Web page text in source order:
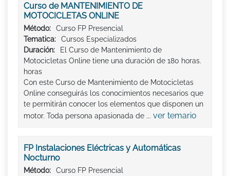
Curso de MANTENIMIENTO DE
MOTOCICLETAS ONLINE
Método:
Curso FP Presencial
Tematica:
Cursos Especializados
Duración:
El Curso de Mantenimiento de
Motocicletas Online tiene una duración de 180 horas.
horas
Con este Curso de Mantenimiento de Motocicletas
Online conseguirás los conocimientos necesarios que
te permitirán conocer los elementos que disponen un
motor. Toda persona apasionada de ... ver temario
FP Instalaciones Eléctricas y Automáticas
Nocturno
Método:
Curso FP Presencial